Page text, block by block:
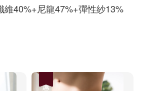
維40%+尼龍47%+彈性紗13%